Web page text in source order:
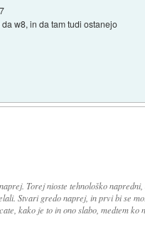
w8, in da tam tudi ostanejo
Torej nioste tehnološko napredni,
Stvari gredo naprej, in prvi bi se
kako je to in ono slabo, medtem ko